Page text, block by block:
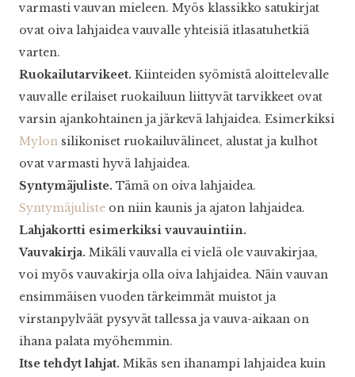
varmasti vauvan mieleen. Myös klassikko satukirjat
ovat oiva lahjaidea vauvalle yhteisiä itlasatuhetkiä
varten.
Ruokailutarvikeet. Kiinteiden syömistä aloittelevalle
vauvalle erilaiset ruokailuun liittyvät tarvikkeet ovat
varsin ajankohtainen ja järkevä lahjaidea. Esimerkiksi
Mylon silikoniset ruokailuvälineet, alustat ja kulhot
ovat varmasti hyvä lahjaidea.
Syntymäjuliste. Tämä on oiva lahjaidea.
Syntymäjuliste on niin kaunis ja ajaton lahjaidea.
Lahjakortti esimerkiksi vauvauintiin.
Vauvakirja. Mikäli vauvalla ei vielä ole vauvakirjaa,
voi myös vauvakirja olla oiva lahjaidea. Näin vauvan
ensimmäisen vuoden tärkeimmät muistot ja
virstanpylväät pysyvät tallessa ja vauva-aikaan on
ihana palata myöhemmin.
Itse tehdyt lahjat. Mikäs sen ihanampi lahjaidea kuin